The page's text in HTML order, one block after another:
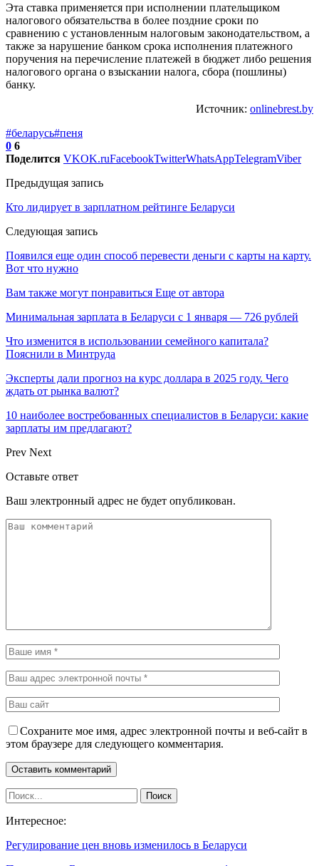
Эта ставка применяется при исполнении плательщиком
налогового обязательства в более поздние сроки по
сравнению с установленным налоговым законодательством, а
также за нарушение банком срока исполнения платежного
поручения на перечисление платежей в бюджет либо решения
налогового органа о взыскании налога, сбора (пошлины)
банку.
Источник: onlinebrest.by
#беларусь#пеня
0 6
Поделится VKOK.ruFacebookTwitterWhatsAppTelegramViber
Предыдущая запись
Кто лидирует в зарплатном рейтинге Беларуси
Следующая запись
Появился еще один способ перевести деньги с карты на карту.
Вот что нужно
Вам также могут понравиться Еще от автора
Минимальная зарплата в Беларуси с 1 января — 726 рублей
Что изменится в использовании семейного капитала?
Пояснили в Минтруда
Эксперты дали прогноз на курс доллара в 2025 году. Чего
ждать от рынка валют?
10 наиболее востребованных специалистов в Беларуси: какие
зарплаты им предлагают?
Prev Next
Оставьте ответ
Ваш электронный адрес не будет опубликован.
Сохраните мое имя, адрес электронной почты и веб-сайт в
этом браузере для следующего комментария.
Интересное:
Регулирование цен вновь изменилось в Беларуси